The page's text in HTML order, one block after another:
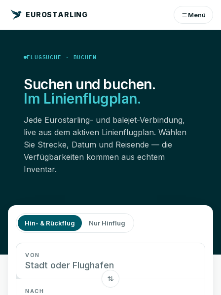
EUROSTARLING Menü
FLUGSUCHE · BUCHEN
Suchen und buchen.
Im Linienflugplan.
Jede Eurostarling- und balejet-Verbindung,
live aus dem aktiven Linienflugplan. Wählen
Sie Strecke, Datum und Reisende — die
Verfügbarkeiten kommen aus echtem
Inventar.
Hin- & Rückflug Nur Hinflug
VON
NACH